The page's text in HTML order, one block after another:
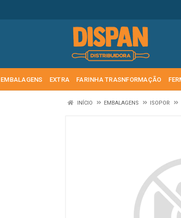
EMBALAGENS EXTRA FARINHA TRASNFORMAÇÃO
INÍCIO EMBALAGENS ISOPOR